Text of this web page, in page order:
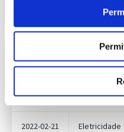
Informação
Publicação
informação
2022-02-21 Eletricidade